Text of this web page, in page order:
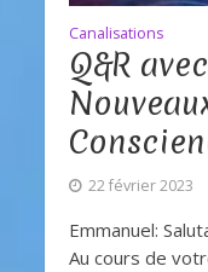
Canalisations
Q&R
22 février 2023
Emmanuel:
Au cours de